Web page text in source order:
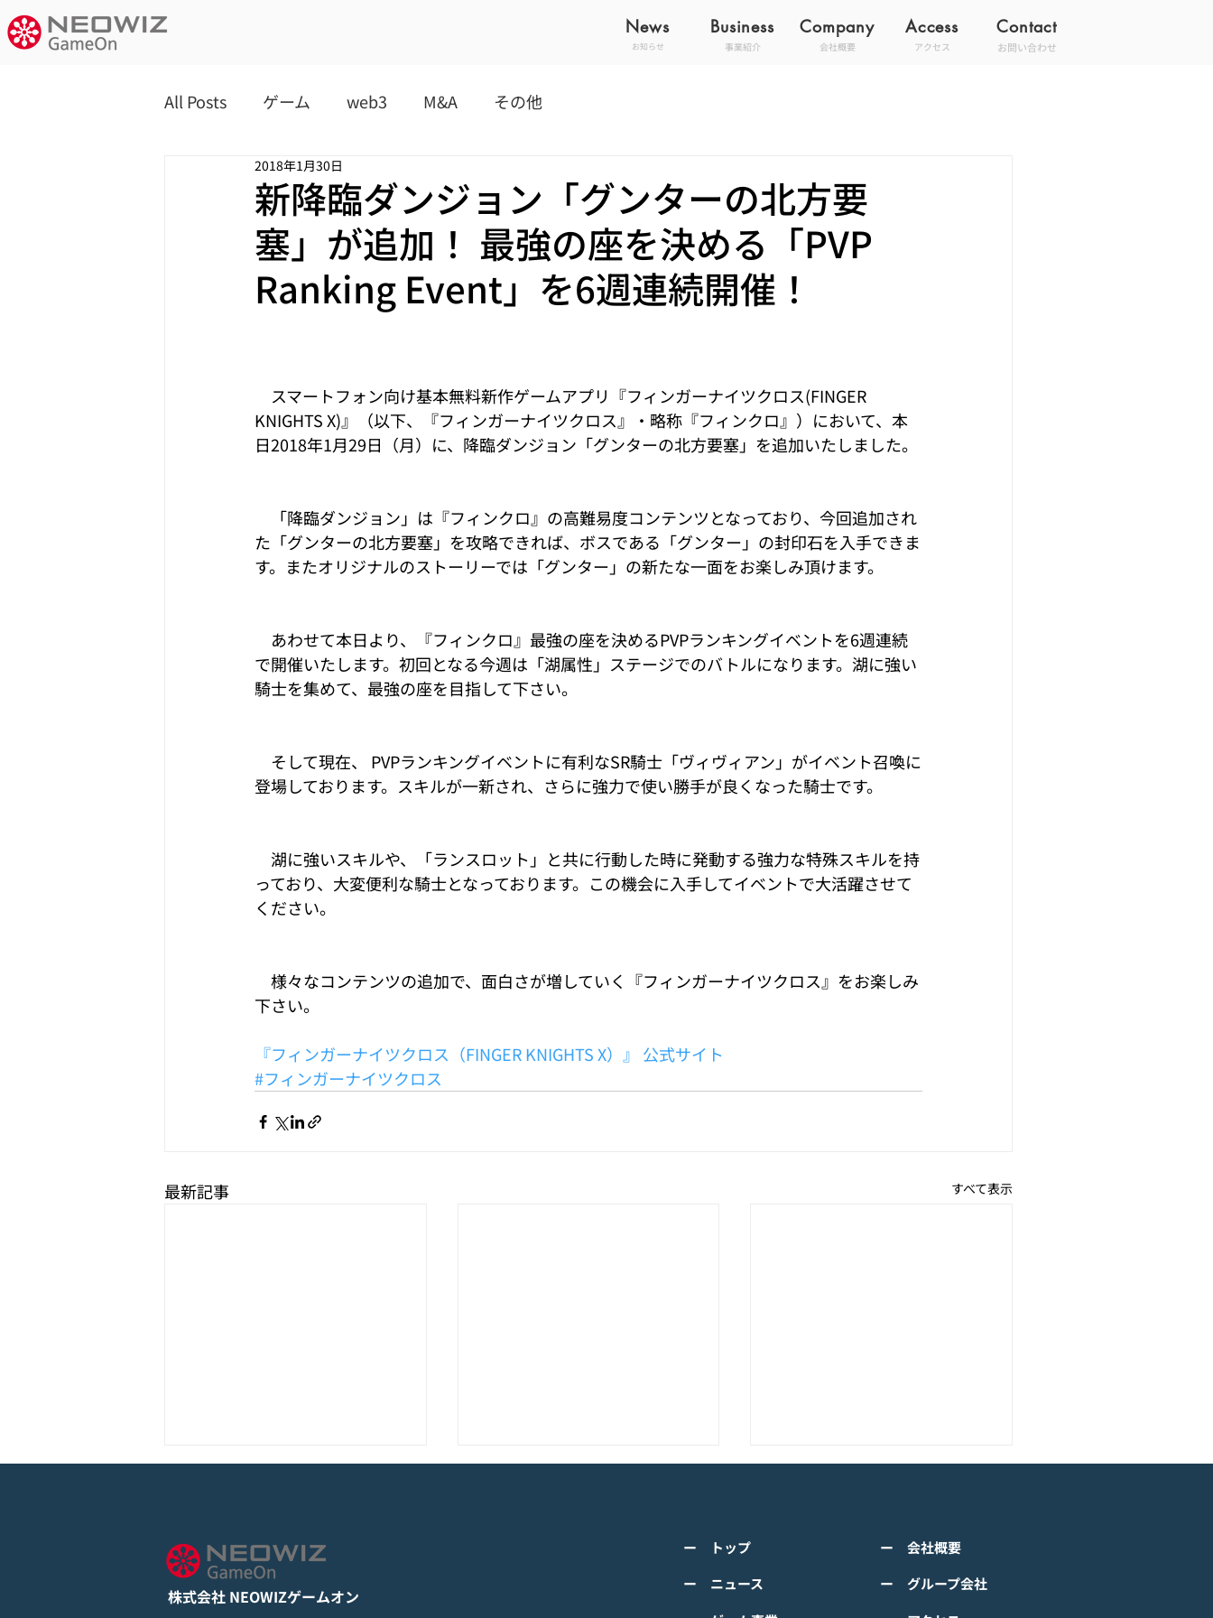
News Business
お知らせ 事業紹介
Access Contact
アクセス お問い合わせ
Company
会社概要
All Posts ゲーム web3 M&A その他
新降臨ダンジョン「グンターの北方要
塞」が追加！ 最強の座を決める「PVP
Ranking Event」を6週連続開催！
2018年1月30日
スマートフォン向け基本無料新作ゲームアプリ『フィンガーナイツクロス(FINGER
KNIGHTS X)』（以下、『フィンガーナイツクロス』・略称『フィンクロ』）において、本
日2018年1月29日（月）に、降臨ダンジョン「グンターの北方要塞」を追加いたしました。
「降臨ダンジョン」は『フィンクロ』の高難易度コンテンツとなっており、今回追加され
た「グンターの北方要塞」を攻略できれば、ボスである「グンター」の封印石を入手できま
す。またオリジナルのストーリーでは「グンター」の新たな一面をお楽しみ頂けます。
あわせて本日より、『フィンクロ』最強の座を決めるPVPランキングイベントを6週連続
で開催いたします。初回となる今週は「湖属性」ステージでのバトルになります。湖に強い
騎士を集めて、最強の座を目指して下さい。
そして現在、 PVPランキングイベントに有利なSR騎士「ヴィヴィアン」がイベント召喚に
登場しております。スキルが一新され、さらに強力で使い勝手が良くなった騎士です。
湖に強いスキルや、「ランスロット」と共に行動した時に発動する強力な特殊スキルを持
っており、大変便利な騎士となっております。この機会に入手してイベントで大活躍させて
ください。
様々なコンテンツの追加で、面白さが増していく『フィンガーナイツクロス』をお楽しみ
下さい。
『フィンガーナイツクロス（FINGER KNIGHTS X）』 公式サイト
#フィンガーナイツクロス
最新記事 すべて表示
けて正式リリース！
詳しくは下記PDFをご確認くださ
い。 【ゲームオン プレスリリ
ース】 モバイル新作『ぼのぼの
なにしてる？』 Google Play
超伝導体！最高のスリックバ
ス】 K-POPアイドル応援アプリ
のぼの なにしてる？』<span
class="space"></span>グロ
詳しくは下記PDFをご確認くださ
い。 【ゲームオン プレスリリ
ース】 TVアニメーション 『ぼの
株式会社 NEOWIZゲームオン
ー トップ
ー ニュース
ー 会社概要
ー グループ会社